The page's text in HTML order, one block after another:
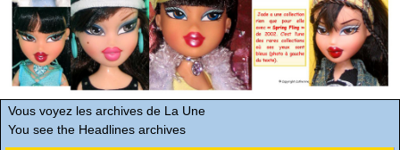
Vous voyez les archives de La Une
You see the Headlines archives